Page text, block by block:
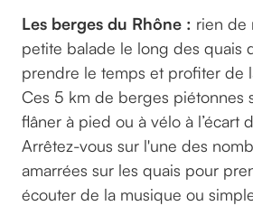
Les berges du Rhône : rien de
petite balade le long des quais
prendre le temps et profiter de
Ces 5 km de berges piétonnes
flâner à pied ou à vélo à l’écart
Arrêtez-vous sur l'une des
amarrées sur les quais pour
écouter de la musique ou